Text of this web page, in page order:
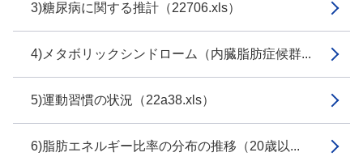
3)糖尿病に関する推計（22706.xls）
4)メタボリックシンドローム（内臓脂肪症候群...
5)運動習慣の状況（22a38.xls）
6)脂肪エネルギー比率の分布の推移（20歳以...